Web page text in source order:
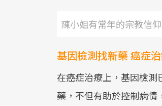
陳小姐有常年的宗教信
基因檢測找新藥 癌症
在癌症治療上，基因檢
藥，不但有助於控制病